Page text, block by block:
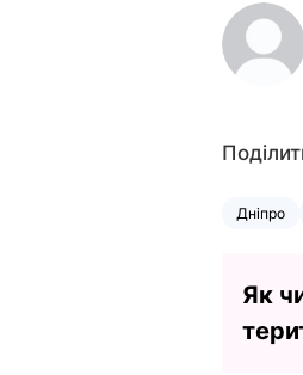
Дніпро
Як